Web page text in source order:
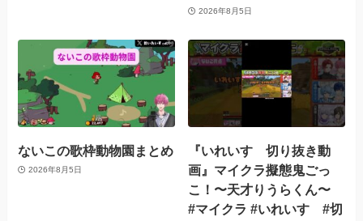
2026年8月5日
ないこの歌枠動物園まとめ
2026年8月5日
『いれいす 切り抜き動
画』マイクラ擬態鬼ごっ
こ！〜天才りうらくん〜
#マイクラ #いれいす #切